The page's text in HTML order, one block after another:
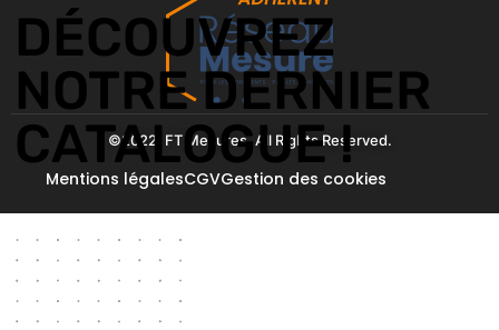
©2022. FT Mesures. All Rights Reserved.
Mentions légalesCGVGestion des cookies
DÉCOUVREZ
NOTRE DERNIER
CATALOGUE !